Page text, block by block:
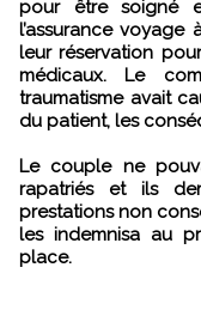
pour être soigné
l’assurance
leur réservation
médicaux. Le
traumatisme avait
du patient, les
Le couple ne
rapatriés et ils
prestations non
les indemnisa au
place.